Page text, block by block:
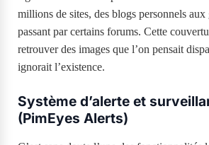
millions de sites, des blogs personnels aux
passant par certains forums. Cette
retrouver des images que l’on pensait
ignorait l’existence.
Système d’alerte et
(PimEyes Alerts)